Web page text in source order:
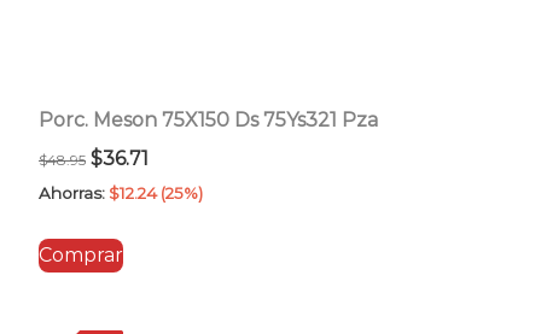
Porc. Meson 75X150 Ds 75Ys321 Pza
$48.95 El
precio
era:
$36.71
precio
Ahorras: $12.24 (25%)
Comprar